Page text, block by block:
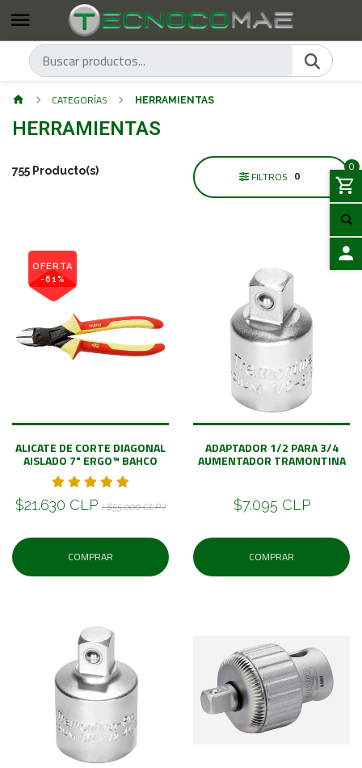
0
CATEGORÍAS HERRAMIENTAS
HERRAMIENTAS
755 Producto(s) FILTROS 0
OFERTA
-61%
ALICATE DE CORTE DIAGONAL
AISLADO 7" ERGO™ BAHCO
$21.630 CLP ( $55.000 CLP )
COMPRAR
ADAPTADOR 1/2 PARA 3/4
AUMENTADOR TRAMONTINA
$7.095 CLP
COMPRAR